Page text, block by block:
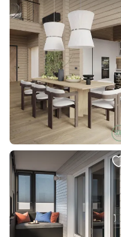
В корзину
3 590 ₽
Светильник подвесной Arte
Lamp Galactica A1582SP-1CC
В корзину